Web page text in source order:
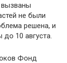
не были
решена, и
10 августа.
Фонд